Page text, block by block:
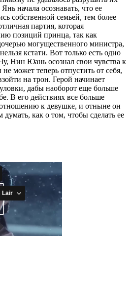
начала осознавать, что ее
собственной семьей, тем более
партия, которая
позиций принца, так как
могущественного министра,
кстати. Вот только есть одно
Нин Юань осознал свои чувства к
может теперь отпустить от себя,
на трон. Герой начинает
дабы наоборот еще больше
В его действиях все больше
к девушке, и отныне он
как о том, чтобы сделать ее